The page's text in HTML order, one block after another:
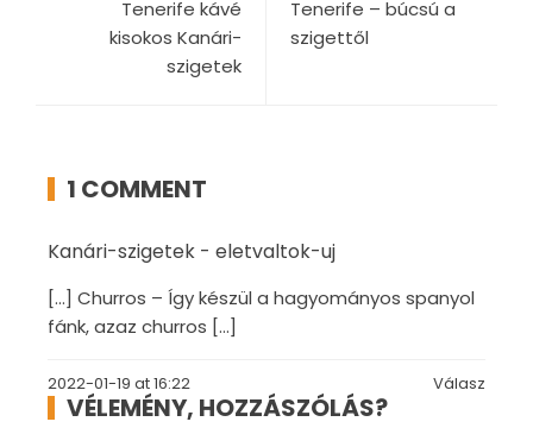
Tenerife kávé
kisokos Kanári-
szigetek
Tenerife – búcsú a
szigettől
1 COMMENT
Kanári-szigetek - eletvaltok-uj
[…] Churros – Így készül a hagyományos spanyol
fánk, azaz churros […]
2022-01-19 at 16:22 Válasz
VÉLEMÉNY, HOZZÁSZÓLÁS?